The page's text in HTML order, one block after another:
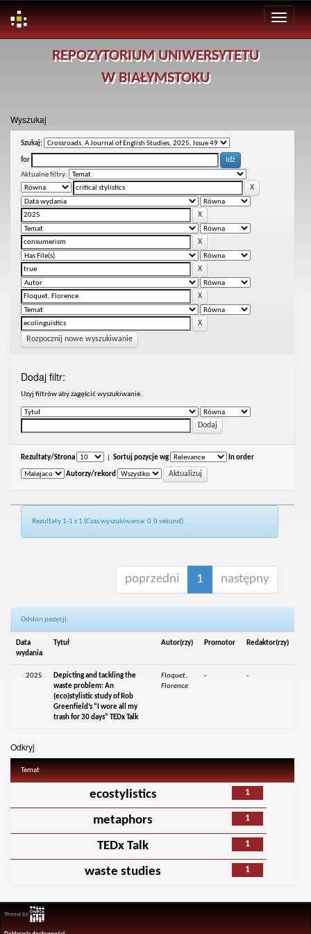
REPOZYTORIUM UNIWERSYTETU
W BIAŁYMSTOKU
Wyszukaj
Szukaj:
for
Aktualne filtry:
Rozpocznij nowe wyszukiwanie
Dodaj filtr:
Uzyj filtrów aby zagęścić wyszukiwanie.
Rezultaty/Strona Sortuj pozycje wg In order
Autorzy/rekord
Rezultaty 1-1 z 1 (Czas wyszukiwania: 0.0 sekund).
poprzedni 1 następny
Odsłon pozycji:
Data
wydania
Tytuł Autor(rzy) Promotor Redaktor(rzy)
2025
Depicting and tackling the
waste problem: An
(eco)stylistic study of Rob
Greenfield’s “I wore all my
trash for 30 days” TEDx Talk
Floquet,
Florence
- -
Odkryj
Temat
1
ecostylistics
1
metaphors
1
TEDx Talk
1
waste studies
Theme by